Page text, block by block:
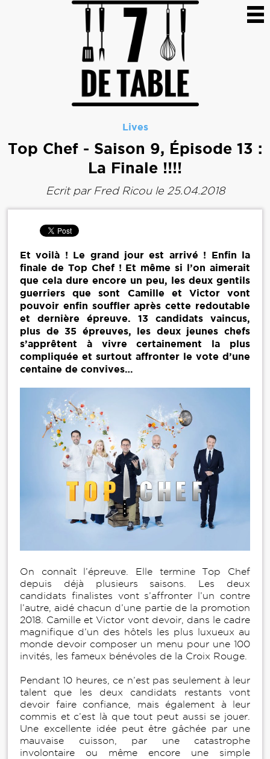
Lives
Top Chef - Saison 9, Épisode 13 :
La Finale !!!!
Ecrit par Fred Ricoule 25.04.2018
Et voilà ! Le grand jour est arrivé ! Enfin la
finale de Top Chef ! Et même si l’on aimerait
que cela dure encore un peu, les deux gentils
guerriers que sont Camille et Victor vont
pouvoir enfin souffler après cette redoutable
et dernière épreuve. 13 candidats vaincus,
plus de 35 épreuves, les deux jeunes chefs
s’apprêtent à vivre certainement la plus
compliquée et surtout affronter le vote d’une
centaine de convives…
On connaît l’épreuve. Elle termine Top Chef
depuis déjà plusieurs saisons. Les deux
candidats finalistes vont s’affronter l’un contre
l’autre, aidé chacun d’une partie de la promotion
2018. Camille et Victor vont devoir, dans le cadre
magnifique d’un des hôtels les plus luxueux au
monde devoir composer un menu pour une 100
invités, les fameux bénévoles de la Croix Rouge.
Pendant 10 heures, ce n’est pas seulement à leur
talent que les deux candidats restants vont
devoir faire confiance, mais également à leur
commis et c’est là que tout peut aussi se jouer.
Une excellente idée peut être gâchée par une
mauvaise cuisson, par une catastrophe
involontaire ou même encore une simple